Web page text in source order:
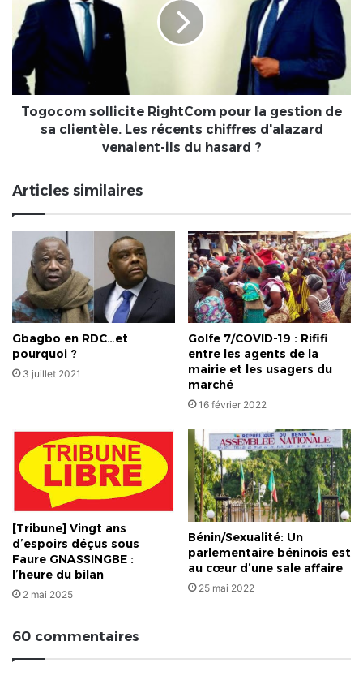
pour
gestion
clientèle.
Les
récents
ils
du
Togocom sollicite RightCom pour la gestion de
sa clientèle. Les récents chiffres d'alazard
venaient-ils du hasard ?
Articles similaires
Gbagbo en RDC…et
pourquoi ?
3 juillet 2021
Golfe 7/COVID-19 : Rififi
entre les agents de la
mairie et les usagers du
marché
16 février 2022
[Tribune] Vingt ans
d’espoirs déçus sous
Faure GNASSINGBE :
l’heure du bilan
2 mai 2025
Bénin/Sexualité: Un
parlementaire béninois est
au cœur d’une sale affaire
25 mai 2022
60 commentaires